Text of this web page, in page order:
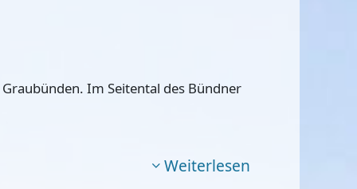
Im Seitental des Bündner
Weiterlesen